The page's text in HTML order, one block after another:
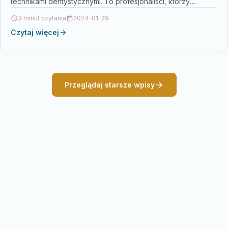
3 minut czytania 2024-01-29
Czytaj więcej
Przeglądaj starsze wpisy